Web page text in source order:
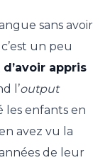
sans avoir
un peu
appris
l’output
les enfants en
avez vu la
de leur